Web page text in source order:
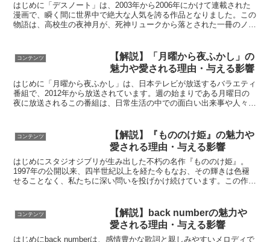
はじめに「デスノート」は、2003年から2006年にかけて連載された
漫画で、瞬く間に世界中で絶大な人気を誇る作品となりました。この
物語は、高校生の夜神月が、死神リュークから落とされた一冊のノー
コンテンツ
【解説】「月曜から夜ふかし」の
魅力や愛される理由・与える影響
はじめに「月曜から夜ふかし」は、日本テレビが放送するバラエティ
番組で、2012年から放送されています。週の始まりである月曜日の
夜に放送されるこの番組は、日常生活の中での面白い出来事や人々の
コンテンツ
【解説】『もののけ姫』の魅力や
愛される理由・与える影響
はじめにスタジオジブリが生み出した不朽の名作『もののけ姫』。
1997年の公開以来、四半世紀以上を経た今もなお、その輝きは色褪
せることなく、私たちに深い問いを投げかけ続けています。この作品
コンテンツ
【解説】back numberの魅力や
愛される理由・与える影響
はじめにback numberは、感情豊かな歌詞と親しみやすいメロディで